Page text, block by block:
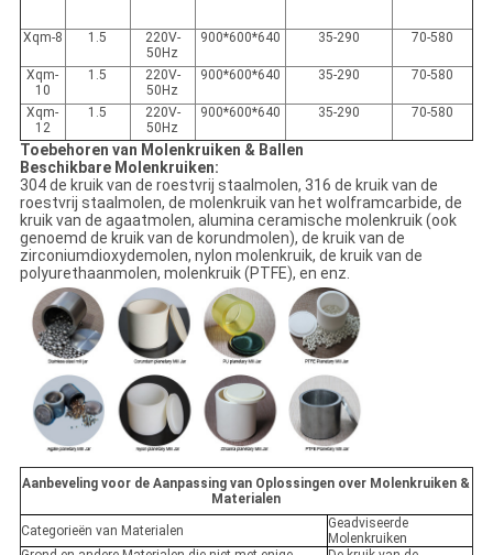
Xqm-8 1.5
220V-
50Hz
900*600*640 35-290 70-580
Xqm-
10
1.5
220V-
50Hz
900*600*640 35-290 70-580
Xqm-
12
1.5
220V-
50Hz
900*600*640 35-290 70-580
Toebehoren van Molenkruiken & Ballen
Beschikbare Molenkruiken:
304 de kruik van de roestvrij staalmolen, 316 de kruik van de
roestvrij staalmolen, de molenkruik van het wolframcarbide, de
kruik van de agaatmolen, alumina ceramische molenkruik (ook
genoemd de kruik van de korundmolen), de kruik van de
zirconiumdioxydemolen, nylon molenkruik, de kruik van de
polyurethaanmolen, molenkruik (PTFE), en enz.
Aanbeveling voor de Aanpassing van Oplossingen over Molenkruiken &
Materialen
Categorieën van Materialen
Geadviseerde
Molenkruiken